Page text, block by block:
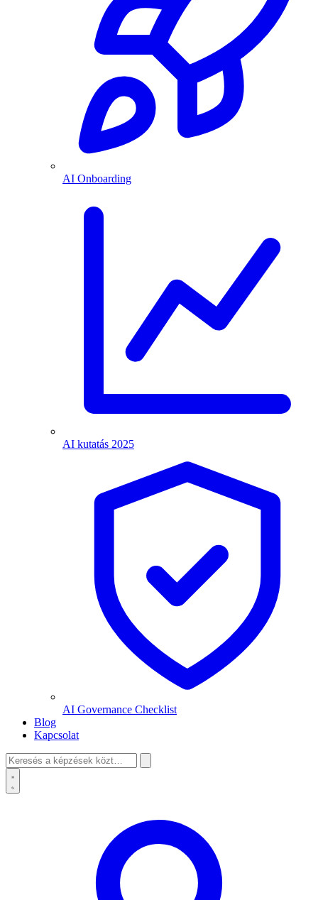
AI Onboarding
AI kutatás 2025
AI Governance Checklist
Blog
Kapcsolat